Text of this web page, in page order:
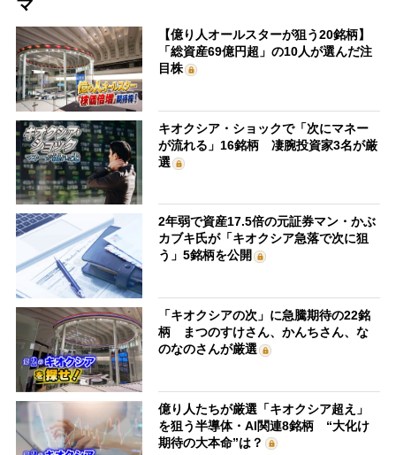
マ
【億り人オールスターが狙う20銘柄】
「総資産69億円超」の10人が選んだ注
目株
キオクシア・ショックで「次にマネー
が流れる」16銘柄 凄腕投資家3名が厳
選
2年弱で資産17.5倍の元証券マン・かぶ
カブキ氏が「キオクシア急落で次に狙
う」5銘柄を公開
「キオクシアの次」に急騰期待の22銘
柄 まつのすけさん、かんちさん、な
のなのさんが厳選
億り人たちが厳選「キオクシア超え」
を狙う半導体・AI関連8銘柄 “大化け
期待の大本命”は？